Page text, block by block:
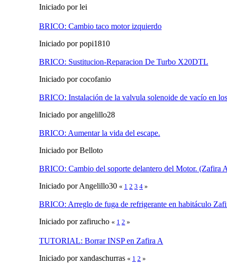
Iniciado por lei
BRICO: Cambio taco motor izquierdo
Iniciado por popi1810
BRICO: Sustitucion-Reparacion De Turbo X20DTL
Iniciado por cocofanio
BRICO: Instalación de la valvula solenoide de vacío en
Iniciado por angelillo28
BRICO: Aumentar la vida del escape.
Iniciado por Belloto
BRICO: Cambio del soporte delantero del Motor. (Zafira
Iniciado por Angelillo30 « 1 2 3 4 »
BRICO: Arreglo de fuga de refrigerante en habitáculo
Iniciado por zafirucho « 1 2 »
TUTORIAL: Borrar INSP en Zafira A
Iniciado por xandaschurras « 1 2 »